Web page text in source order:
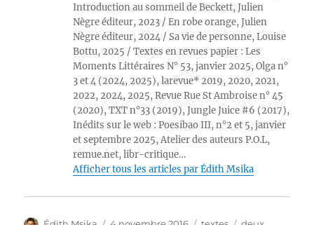
Introduction au sommeil de Beckett, Julien
Nègre éditeur, 2023 / En robe orange, Julien
Nègre éditeur, 2024 / Sa vie de personne, Louise
Bottu, 2025 / Textes en revues papier : Les
Moments Littéraires N° 53, janvier 2025, Olga n°
3 et 4 (2024, 2025), larevue* 2019, 2020, 2021,
2022, 2024, 2025, Revue Rue St Ambroise n° 45
(2020), TXT n°33 (2019), Jungle Juice #6 (2017),
Inédits sur le web : Poesibao III, n°2 et 5, janvier
et septembre 2025, Atelier des auteurs P.O.L,
remue.net, libr-critique…
Afficher tous les articles par Édith Msika